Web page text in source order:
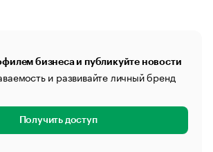
бизнеса и публикуйте новости
и развивайте личный бренд
Получить доступ